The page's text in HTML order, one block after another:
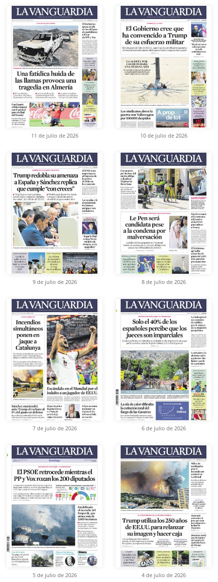
11 de julio de 2026 10 de julio de 2026
9 de julio de 2026 8 de julio de 2026
7 de julio de 2026 6 de julio de 2026
5 de julio de 2026 4 de julio de 2026